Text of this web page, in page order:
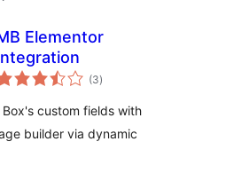
Elementor
(3საერთო
რეიტინგი
)
custom fields with
builder via dynamic